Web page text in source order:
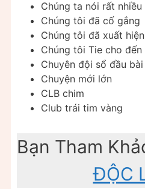
Chúng ta nói rất nhiều
Chúng tôi đã cố gắng
Chúng tôi đã xuất hiện
Chúng tôi Tie cho
Chuyên đội sổ đầu bài
Chuyện mới lớn
CLB chim
Club trái tim vàng
Bạn Tham
ĐỘC